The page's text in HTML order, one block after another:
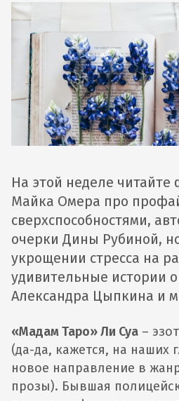
На этой неделе читайте
Майка Омера про
сверхспособностями,
очерки Дины Рубиной,
укрощении стресса на
удивительные истории о
Александра Цыпкина и
«Мадам Таро» Ли Суа –
(да-да, кажется, на наших
новое направление в
прозы). Бывшая